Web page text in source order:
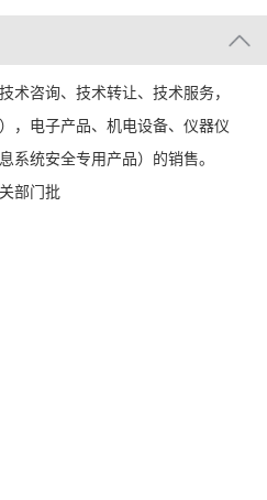
术咨询、技术转让、技术服务，
，电子产品、机电设备、仪器仪
系统安全专用产品）的销售。
部门批